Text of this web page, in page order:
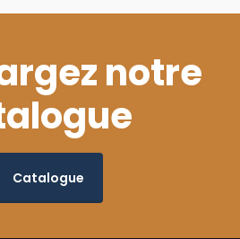
notre
Catalogue